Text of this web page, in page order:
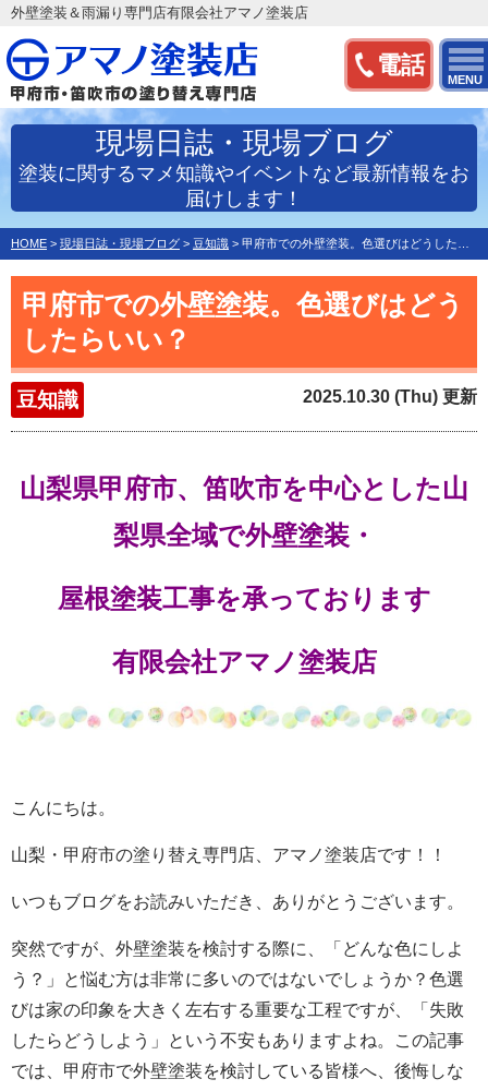
電話
MENU
外壁塗装＆雨漏り専門店有限会社アマノ塗装店
現場日誌・現場ブログ
塗装に関するマメ知識やイベントなど最新情報をお
届けします！
HOME > 現場日誌・現場ブログ > 豆知識 > 甲府市での外壁塗装。色選びはどうしたらいい？
甲府市での外壁塗装。色選びはどう
したらいい？
豆知識 2025.10.30 (Thu) 更新
山梨県甲府市、笛吹市を中心とした山
梨県全域で外壁塗装・
屋根塗装工事を承っております
有限会社アマノ塗装店
こんにちは。
山梨・甲府市の塗り替え専門店、アマノ塗装店です！！
いつもブログをお読みいただき、ありがとうございます。
突然ですが、外壁塗装を検討する際に、「どんな色にしよ
う？」と悩む方は非常に多いのではないでしょうか？色選
びは家の印象を大きく左右する重要な工程ですが、「失敗
したらどうしよう」という不安もありますよね。この記事
では、甲府市で外壁塗装を検討している皆様へ、後悔しな